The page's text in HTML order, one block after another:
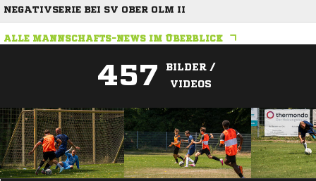
NEGATIVSERIE BEI SV OBER OLM II
ALLE MANNSCHAFTS-NEWS IM ÜBERBLICK
457
BILDER /
VIDEOS